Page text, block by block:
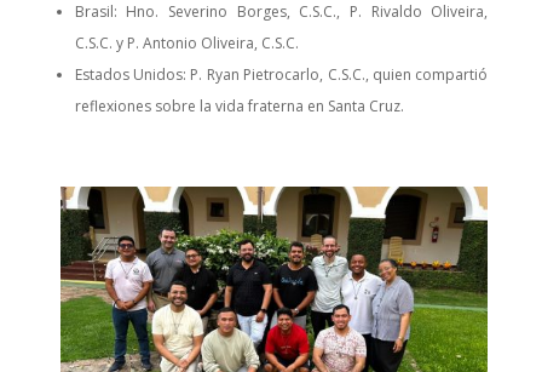
Brasil: Hno. Severino Borges, C.S.C., P. Rivaldo Oliveira,
C.S.C. y P. Antonio Oliveira, C.S.C.
Estados Unidos: P. Ryan Pietrocarlo, C.S.C., quien compartió
reflexiones sobre la vida fraterna en Santa Cruz.